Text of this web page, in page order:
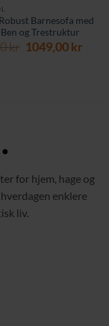
Barnesofa med
og Trestruktur
kr Opprinnelig
1049,00kr
for hjem, hage og
enklere
liv.